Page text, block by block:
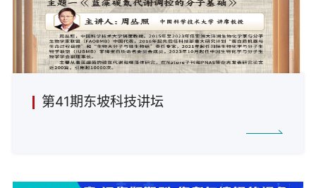
第41期东坡科技讲坛